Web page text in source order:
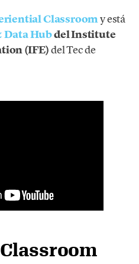
Classroomy está
Data Hubdel Institute
(IFE)del Tec de